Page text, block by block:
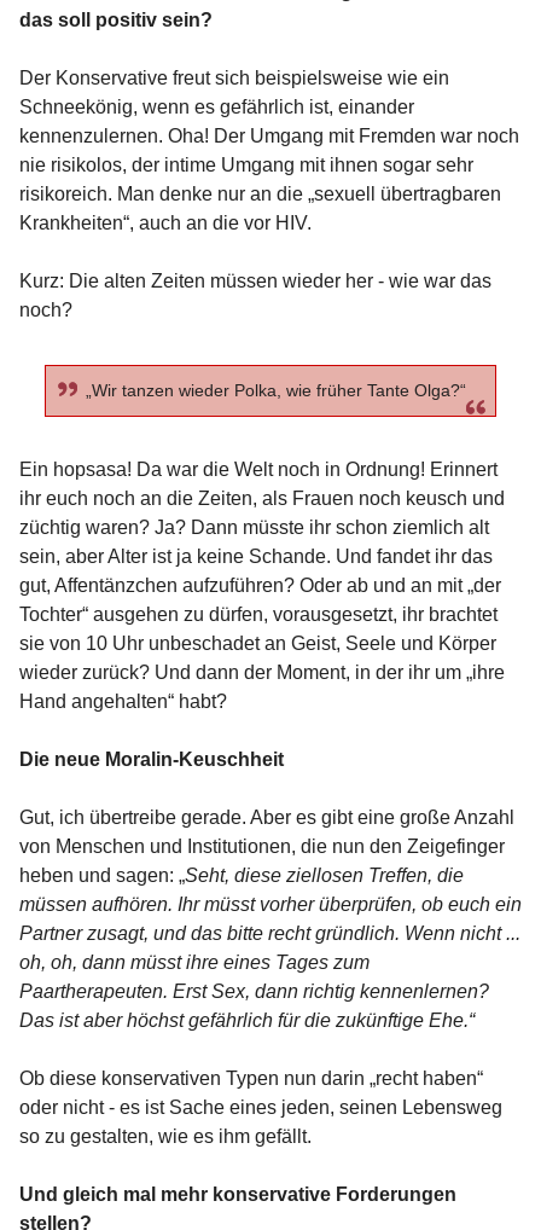
das soll positiv sein?
Der Konservative freut sich beispielsweise wie ein
Schneekönig, wenn es gefährlich ist, einander
kennenzulernen. Oha! Der Umgang mit Fremden war noch
nie risikolos, der intime Umgang mit ihnen sogar sehr
risikoreich. Man denke nur an die „sexuell übertragbaren
Krankheiten“, auch an die vor HIV.
Kurz: Die alten Zeiten müssen wieder her - wie war das
noch?
„Wir tanzen wieder Polka, wie früher Tante Olga?“
Ein hopsasa! Da war die Welt noch in Ordnung! Erinnert
ihr euch noch an die Zeiten, als Frauen noch keusch und
züchtig waren? Ja? Dann müsste ihr schon ziemlich alt
sein, aber Alter ist ja keine Schande. Und fandet ihr das
gut, Affentänzchen aufzuführen? Oder ab und an mit „der
Tochter“ ausgehen zu dürfen, vorausgesetzt, ihr brachtet
sie von 10 Uhr unbeschadet an Geist, Seele und Körper
wieder zurück? Und dann der Moment, in der ihr um „ihre
Hand angehalten“ habt?
Die neue Moralin-Keuschheit
Gut, ich übertreibe gerade. Aber es gibt eine große Anzahl
von Menschen und Institutionen, die nun den Zeigefinger
heben und sagen: „Seht, diese ziellosen Treffen, die
müssen aufhören. Ihr müsst vorher überprüfen, ob euch ein
Partner zusagt, und das bitte recht gründlich. Wenn nicht ...
oh, oh, dann müsst ihre eines Tages zum
Paartherapeuten. Erst Sex, dann richtig kennenlernen?
Das ist aber höchst gefährlich für die zukünftige Ehe.“
Ob diese konservativen Typen nun darin „recht haben“
oder nicht - es ist Sache eines jeden, seinen Lebensweg
so zu gestalten, wie es ihm gefällt.
Und gleich mal mehr konservative Forderungen
stellen?